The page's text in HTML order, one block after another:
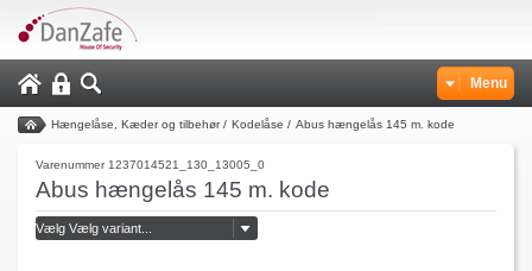
Menu
Hængelåse, Kæder og tilbehør/ Kodelåse / Abus hængelås 145 m. kode
Varenummer 1237014521_130_13005_0
Abus hængelås 145 m. kode